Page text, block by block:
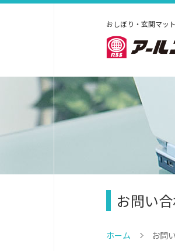
おしぼり・玄関マッ
お問い
ホーム お問